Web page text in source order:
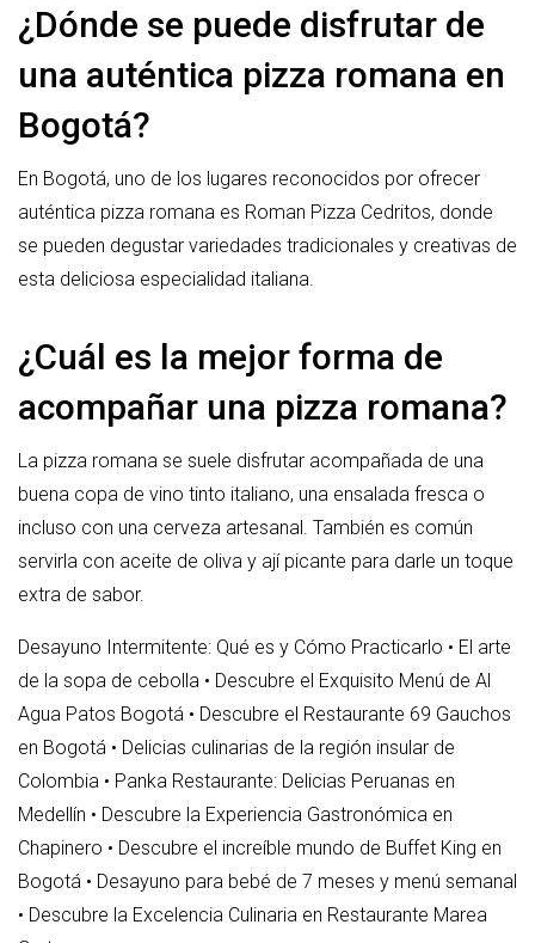
¿Dónde se puede disfrutar de
una auténtica pizza romana en
Bogotá?
En Bogotá, uno de los lugares reconocidos por ofrecer
auténtica pizza romana es Roman Pizza Cedritos, donde
se pueden degustar variedades tradicionales y creativas de
esta deliciosa especialidad italiana.
¿Cuál es la mejor forma de
acompañar una pizza romana?
La pizza romana se suele disfrutar acompañada de una
buena copa de vino tinto italiano, una ensalada fresca o
incluso con una cerveza artesanal. También es común
servirla con aceite de oliva y ají picante para darle un toque
extra de sabor.
Desayuno Intermitente: Qué es y Cómo Practicarlo • El arte
de la sopa de cebolla • Descubre el Exquisito Menú de Al
Agua Patos Bogotá • Descubre el Restaurante 69 Gauchos
en Bogotá • Delicias culinarias de la región insular de
Colombia • Panka Restaurante: Delicias Peruanas en
Medellín • Descubre la Experiencia Gastronómica en
Chapinero • Descubre el increíble mundo de Buffet King en
Bogotá • Desayuno para bebé de 7 meses y menú semanal
• Descubre la Excelencia Culinaria en Restaurante Marea